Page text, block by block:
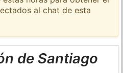
al chat de esta
de Santiago